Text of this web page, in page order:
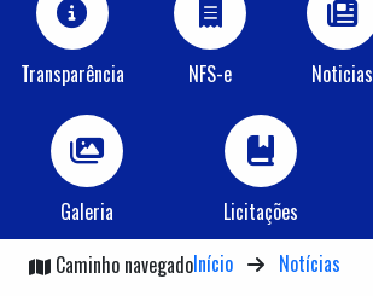
Transparência NFS-e Noticias
Galeria Licitações
Caminho navegadoInício Notícias